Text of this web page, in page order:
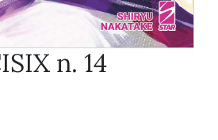
n. 14